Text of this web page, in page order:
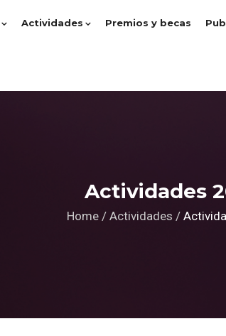
Actividades Premios y becas
Actividades
Home/ Actividades /